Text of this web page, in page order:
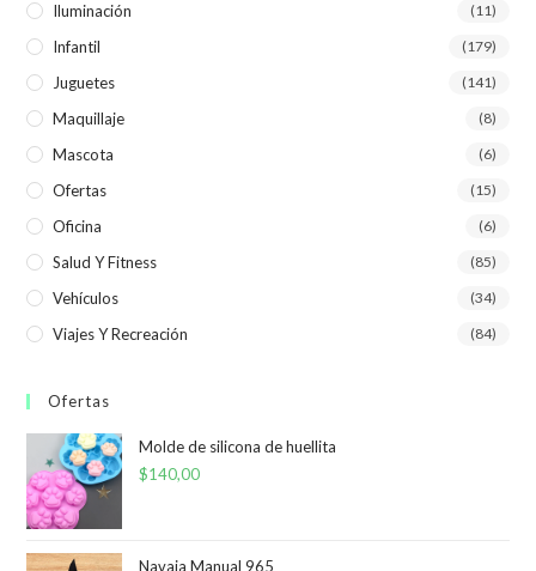
Iluminación (11)
Infantil (179)
Juguetes (141)
Maquillaje (8)
Mascota (6)
Ofertas (15)
Oficina (6)
Salud Y Fitness (85)
Vehículos (34)
Viajes Y Recreación (84)
Ofertas
Molde de silicona de huellita
$140,00
Navaja Manual 965